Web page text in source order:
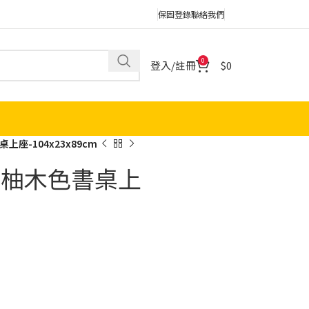
保固登錄聯絡我們
登入/註冊 0 0
上座-104x23x89cm
木色書桌上